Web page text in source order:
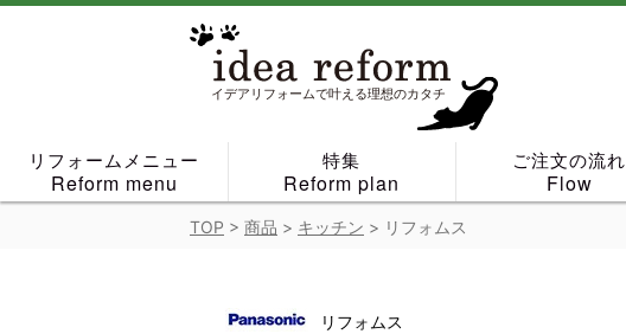
Skip
イデアリフォームで叶える理想のカタチ
リフォームメニュー
Reform menu
特集
Reform plan
ご注文の流れ
Flow
TOP > 商品 > キッチン > リフォムス
リフォムス